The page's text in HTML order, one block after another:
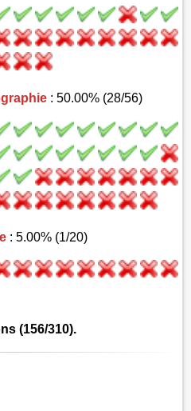
: 50.00% (28/56)
: 5.00% (1/20)
(156/310).